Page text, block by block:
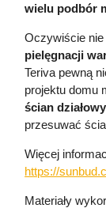
wielu podbór
Oczywiście nie
pielęgnacji
Teriva pewną
projektu domu
ścian
przesuwać
Więcej
https://
Materiały